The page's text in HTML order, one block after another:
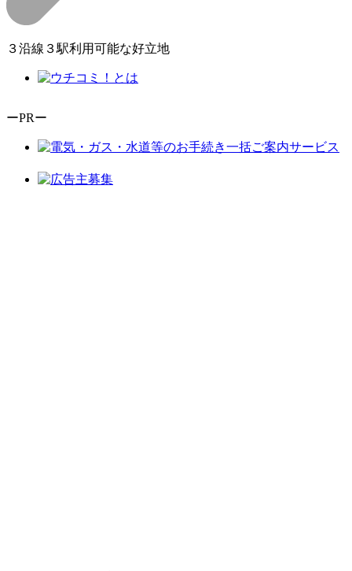
３沿線３駅利用可能な好立地
ーPRー